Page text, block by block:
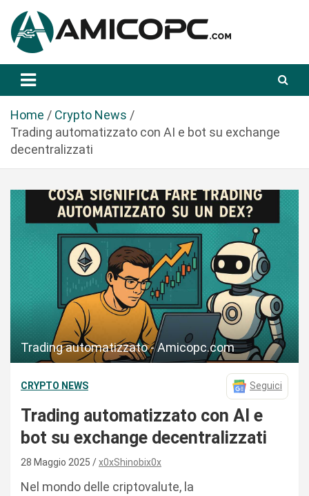
a
Amicopc.com
Home
Crypto News
Trading automatizzato con AI e bot su exchange
decentralizzati
Trading automatizzato - Amicopc.com
CRYPTO NEWS Seguici
Trading automatizzato con AI e
bot su exchange decentralizzati
28 Maggio 2025 x0xShinobix0x
Nel mondo delle criptovalute, la